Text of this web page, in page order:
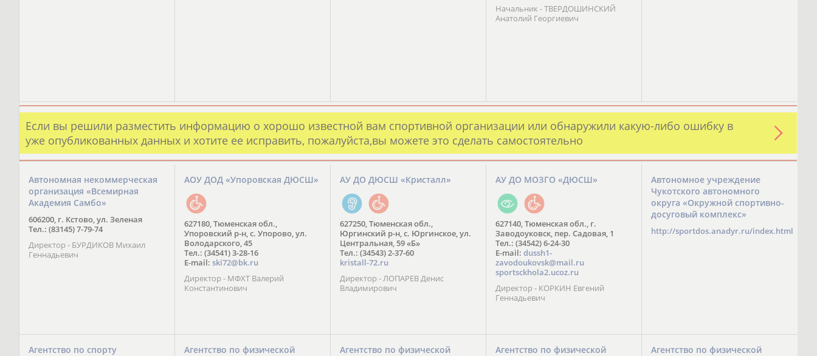
Начальник - ТВЕРДОШИНСКИЙ
Анатолий Георгиевич
Если вы решили разместить информацию о хорошо известной вам спортивной организации или обнаружили какую-либо ошибку в
уже опубликованных данных и хотите ее исправить, пожалуйста,вы можете это сделать самостоятельно
Автономная некоммерческая
организация «Всемирная
Академия Самбо»
606200, г. Кстово, ул. Зеленая
Тел.: (83145) 7-79-74
Директор - БУРДИКОВ Михаил
Геннадьевич
АОУ ДОД «Упоровская ДЮСШ»
627180, Тюменская обл.,
Упоровский р-н, с. Упорово, ул.
Володарского, 45
Тел.: (34541) 3-28-16
E-mail: ski72@bk.ru
Директор - МФХТ Валерий
Константинович
АУ ДО ДЮСШ «Кристалл»
627250, Тюменская обл.,
Юргинский р-н, с. Юргинское, ул.
Центральная, 59 «Б»
Тел.: (34543) 2-37-60
kristall-72.ru
Директор - ЛОПАРЕВ Денис
Владимирович
АУ ДО МОЗГО «ДЮСШ»
627140, Тюменская обл., г.
Заводоуковск, пер. Садовая, 1
Тел.: (34542) 6-24-30
​E-mail: dussh1-
zavodoukovsk@mail.ru
sportsckhola2.ucoz.ru
Директор - КОРКИН Евгений
Геннадьевич
Автономное учреждение
Чукотского автономного
округа «Окружной спортивно-
досуговый комплекс»
http://sportdos.anadyr.ru/index.html
Агентство по спорту
Агентство по физической
Агентство по физической
Агентство по физической
Агентство по физической